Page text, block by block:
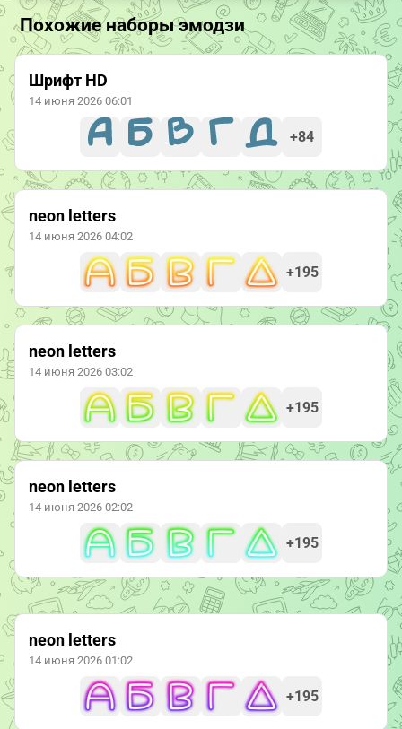
Похожие наборы эмодзи
Шрифт HD
14 июня 2026 06:01
+84
neon letters
14 июня 2026 04:02
+195
neon letters
14 июня 2026 03:02
+195
neon letters
14 июня 2026 02:02
+195
neon letters
14 июня 2026 01:02
+195